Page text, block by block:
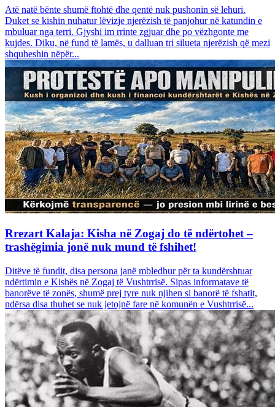
Atë natë bënte shumë ftohtë dhe qentë nuk pushonin së lehuri.
Duket se kishin nuhatur lëvizje njerëzish të panjohur në katundin e
mbuluar nga terri. Gjyshi im rrinte zgjuar dhe po vëzhgonte me
kujdes. Diku, në fund të lamës, u dalluan tri silueta njerëzish që mezi
shquheshin nëpër...
Rrezart Kalaja: Kisha në Zogaj do të ndërtohet –
trashëgimia jonë nuk mund të fshihet!
Ditëve të fundit, disa persona janë mbledhur për ta kundërshtuar
ndërtimin e Kishës në Zogaj të Vushtrrisë. Sipas informatave të
banorëve të zonës, shumë prej tyre nuk njihen si banorë të fshatit,
ndërsa disa thuhet se nuk jetojnë fare në komunën e Vushtrrisë...